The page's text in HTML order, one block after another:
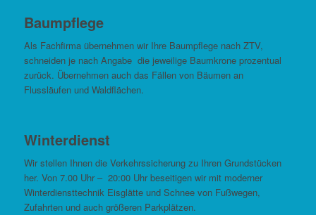
Baumpflege
Als Fachfirma übernehmen wir Ihre Baumpflege nach ZTV,
schneiden je nach Angabe die jeweilige Baumkrone prozentual
zurück. Übernehmen auch das Fällen von Bäumen an
Flussläufen und Waldflächen.
Winterdienst
Wir stellen Ihnen die Verkehrssicherung zu Ihren Grundstücken
her. Von 7.00 Uhr – 20:00 Uhr beseitigen wir mit moderner
Winterdiensttechnik Eisglätte und Schnee von Fußwegen,
Zufahrten und auch größeren Parkplätzen.